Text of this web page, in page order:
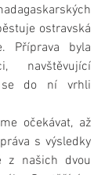
ostravská
Příprava byla
navštěvující
se do ní vrhli
s výsledky
z našich dvou